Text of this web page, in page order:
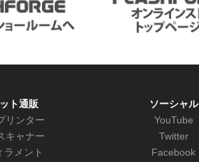
ト通販
リンター
キャナー
ラメント
ソーシャル
YouTube
Twitter
Facebook